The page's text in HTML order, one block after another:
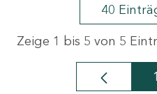
40
Zeige 1 bis 5 von 5
1